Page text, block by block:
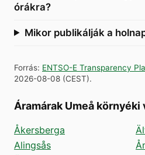
órákra?
Mikor publikálják a
Forrás: ENTSO-E Transparency
2026-08-08 (CEST).
Áramárak Umeå környéki
Åkersberga
Alingsås